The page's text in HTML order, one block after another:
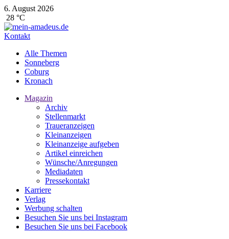
6. August 2026
28 °C
Kontakt
Alle Themen
Sonneberg
Coburg
Kronach
Magazin
Archiv
Stellenmarkt
Traueranzeigen
Kleinanzeigen
Kleinanzeige aufgeben
Artikel einreichen
Wünsche/Anregungen
Mediadaten
Pressekontakt
Karriere
Verlag
Werbung schalten
Besuchen Sie uns bei Instagram
Besuchen Sie uns bei Facebook